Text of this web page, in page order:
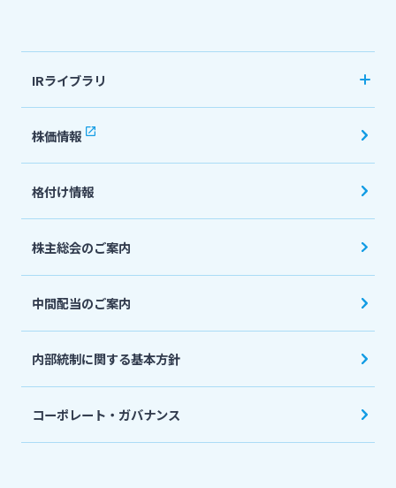
法人・個人事業主のお客さま
株主・投資家の皆さま
宮崎銀行について
ニュースリリース一覧
採用情報
お問い合わせ先一覧
IRライブラリ
決算短信
有価証券報告書・四半期報告書
IR関連ニュースリリース
会社説明会資料
投資家向け説明会資料
English
株価情報
格付け情報
株主総会のご案内
中間配当のご案内
内部統制に関する基本方針
コーポレート・ガバナンス